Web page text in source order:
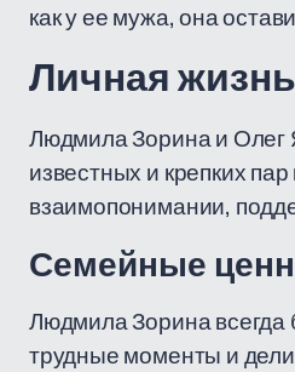
как у ее мужа, она
Личная
Людмила Зорина и Олег
известных и крепких
взаимопонимании,
Семейные
Людмила Зорина всегда
трудные моменты и